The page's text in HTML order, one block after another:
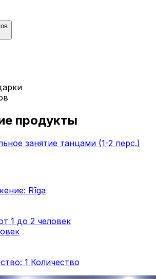
продукты
занятие танцами (1-2 перс.)
Rīga
1 до 2 человек
: 1 Количество